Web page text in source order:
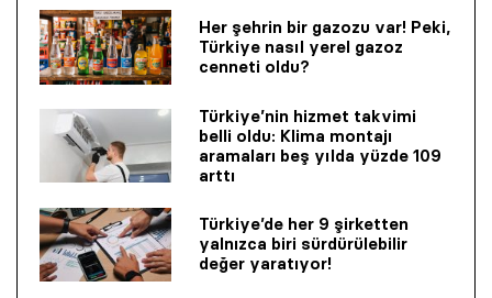
Her şehrin bir gazozu var! Peki,
Türkiye nasıl yerel gazoz
cenneti oldu?
Türkiye’nin hizmet takvimi
belli oldu: Klima montajı
aramaları beş yılda yüzde 109
arttı
Türkiye’de her 9 şirketten
yalnızca biri sürdürülebilir
değer yaratıyor!